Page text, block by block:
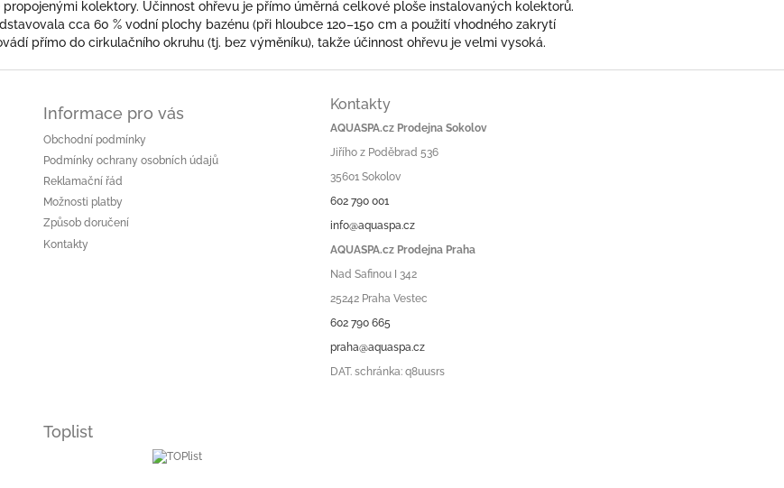
kolektory. Účinnost ohřevu je přímo úměrná celkové ploše instalovaných kolektorů.
cca 60 % vodní plochy bazénu (při hloubce 120–150 cm a použití vhodného zakrytí
přímo do cirkulačního okruhu (tj. bez výměníku), takže účinnost ohřevu je velmi vysoká.
Informace pro vás
Obchodní podmínky
Podmínky ochrany osobních údajů
Reklamační řád
Možnosti platby
Způsob doručení
Kontakty
Kontakty
AQUASPA.cz Prodejna Sokolov
Jiřího z Poděbrad 536
35601 Sokolov
602 790 001
info@aquaspa.cz
AQUASPA.cz Prodejna Praha
Nad Safinou I 342
25242 Praha Vestec
602 790 665
praha@aquaspa.cz
DAT. schránka: q8uusrs
Toplist